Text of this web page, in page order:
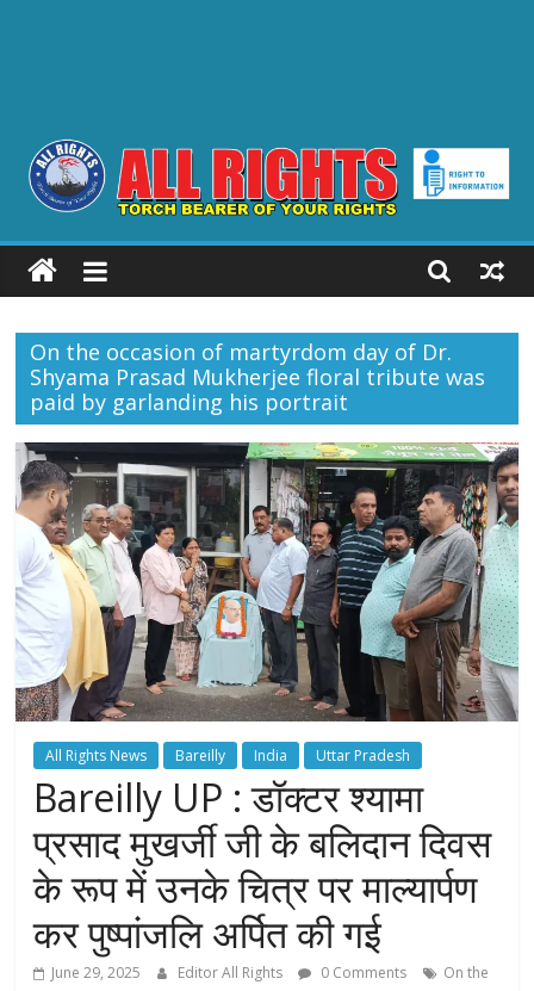
ALL
RIGHTS
Torch
Bearer
of
your
Rights
On the occasion of martyrdom day of Dr.
Shyama Prasad Mukherjee floral tribute was
paid by garlanding his portrait
All Rights News Bareilly India Uttar Pradesh
Bareilly UP : डॉक्टर श्यामा
प्रसाद मुखर्जी जी के बलिदान दिवस
के रूप में उनके चित्र पर माल्यार्पण
कर पुष्पांजलि अर्पित की गई
June 29, 2025 Editor All Rights 0 Comments
On the